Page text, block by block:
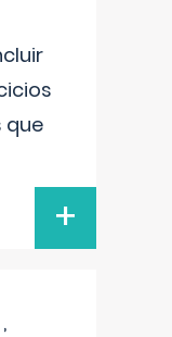
que
+